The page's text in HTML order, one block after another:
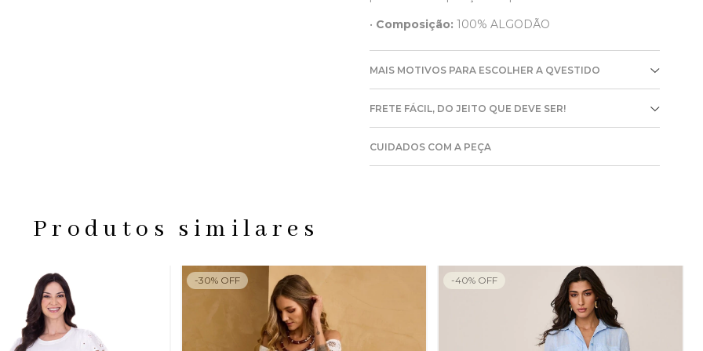
• Composição: 100% ALGODÃO
MAIS MOTIVOS PARA ESCOLHER A QVESTIDO
FRETE FÁCIL, DO JEITO QUE DEVE SER!
CUIDADOS COM A PEÇA
Produtos similares
-30% OFF -40% OFF